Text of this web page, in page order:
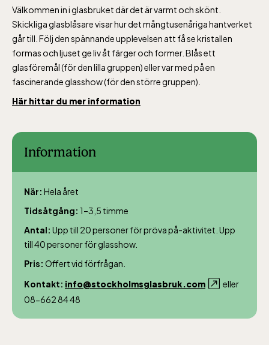
Välkommen in i glasbruket där det är varmt och skönt.
Skickliga glasblåsare visar hur det mångtusenåriga hantverket
går till. Följ den spännande upplevelsen att få se kristallen
formas och ljuset ge liv åt färger och former. Blås ett
glasföremål (för den lilla gruppen) eller var med på en
fascinerande glasshow (för den större gruppen).
Här hittar du mer information
Information
När: Hela året
Tidsåtgång: 1–3,5 timme
Antal: Upp till 20 personer för pröva på-aktivitet. Upp
till 40 personer för glasshow.
Pris: Offert vid förfrågan.
Kontakt: info@stockholmsglasbruk.com
eller
08-662 84 48
jan-mars vardagar 10-15, helger 10-16, april
alla dagar 10-16, maj-september 10-18,
10-16